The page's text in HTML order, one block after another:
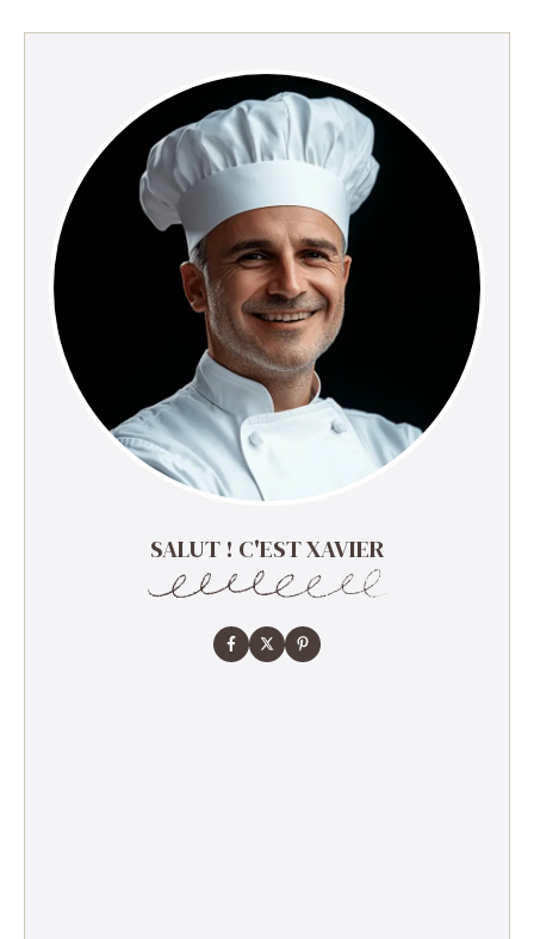
SALUT ! C'EST XAVIER